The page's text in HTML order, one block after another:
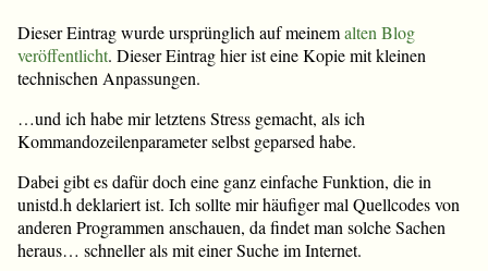
Dieser Eintrag wurde ursprünglich auf meinemalten Blog
veröffentlicht. Dieser Eintrag hier ist eine Kopie mit kleinen
technischen Anpassungen.
…und ich habe mir letztens Stress gemacht, als ich
Kommandozeilenparameter selbst geparsed habe.
Dabei gibt es dafür doch eine ganz einfache Funktion, die in
unistd.h deklariert ist. Ich sollte mir häufiger mal Quellcodes von
anderen Programmen anschauen, da findet man solche Sachen
heraus… schneller als mit einer Suche im Internet.